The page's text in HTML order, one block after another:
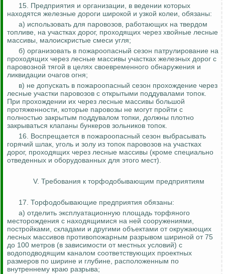
15. Предприятия и организации, в ведении которых
находятся железные дороги широкой и узкой колеи, обязаны:
а) использовать для паровозов, работающих на твердом
топливе, на участках дорог, проходящих через хвойные лесные
массивы, малоискристые смеси угля;
б) организовать в пожароопасный сезон патрулирование на
проходящих через лесные массивы участках железных дорог с
паровозной тягой в целях своевременного обнаружения и
ликвидации очагов огня;
в) не допускать в пожароопасный сезон прохождение через
лесные участки паровозов с открытыми поддувалами топок.
При прохождении их через лесные массивы большой
протяженности, которые паровозы не могут пройти с
полностью закрытым поддувалом топки, должны плотно
закрываться клапаны бункеров зольников топок.
16. Воспрещается в пожароопасный сезон выбрасывать
горячий шлак, уголь и золу из топок паровозов на участках
дорог, проходящих через лесные массивы (кроме специально
отведенных и оборудованных для этого мест).
V. Требования к торфодобывающим предприятиям
17. Торфодобывающие предприятия обязаны:
а) отделить эксплуатационную площадь торфяного
месторождения с находящимися на ней сооружениями,
постройками, складами и другими объектами от окружающих
лесных массивов противопожарным разрывом шириной от 75
до 100 метров (в зависимости от местных условий) с
водоподводящим каналом соответствующих проектных
размеров по ширине и глубине, расположенным по
внутреннему краю разрыва;